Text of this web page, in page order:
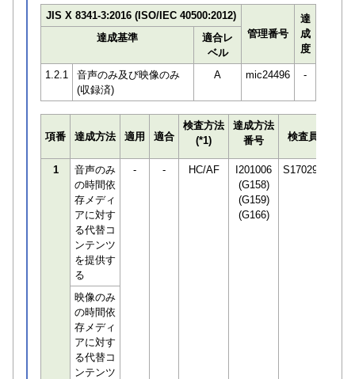
JIS X 8341-3:2016 (ISO/IEC 40500:2012)
管理番号
達
成
度
達成基準
適合レ
ベル
1.2.1
音声のみ及び映像のみ
(収録済)
A mic24496 -
項番 達成方法 適用 適合
検査方法
(*1)
達成方法
番号
検査員
1
音声のみ
の時間依
存メディ
アに対す
る代替コ
ンテンツ
を提供す
る
- - HC/AF
I201006
(G158)
(G159)
(G166)
S170294
映像のみ
の時間依
存メディ
アに対す
る代替コ
ンテンツ